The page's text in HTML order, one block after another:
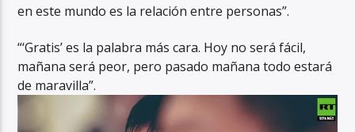
en este mundo es la relación entre personas”.
“‘Gratis’ es la palabra más cara. Hoy no será fácil,
mañana será peor, pero pasado mañana todo estará
de maravilla”.